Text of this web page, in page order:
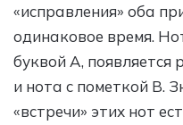
«исправления» оба
одинаковое время.
буквой А, появляется
и нота с пометкой B.
«встречи» этих нот